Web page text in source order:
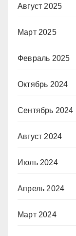
Август 2025
Март 2025
Февраль 2025
Октябрь 2024
Сентябрь 2024
Август 2024
Июль 2024
Апрель 2024
Март 2024